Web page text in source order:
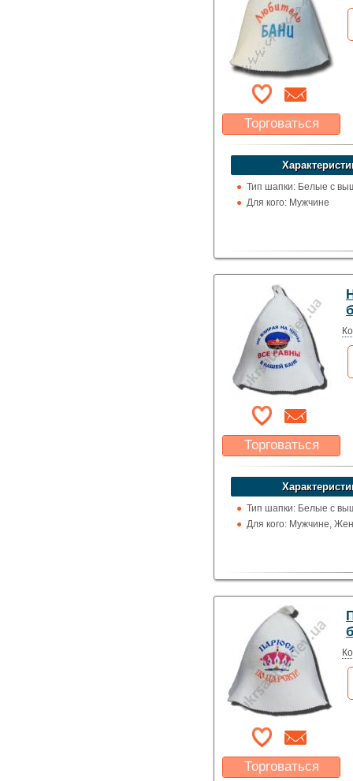
Торговаться
Какая цена Вас
устроит?
Указать цену
Тип шапки: Белые с
Для кого: Мужчине
Торговаться
Какая цена Вас
устроит?
Указать цену
Тип шапки: Белые с
Для кого: Мужчине,
Торговаться